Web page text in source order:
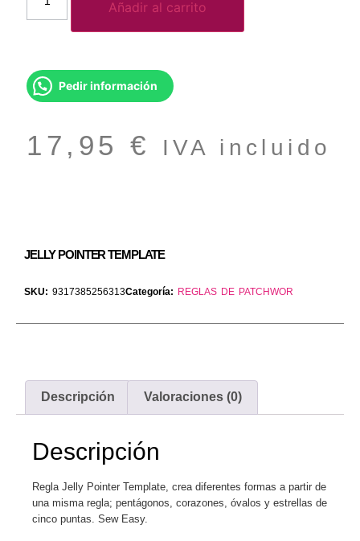
Añadir al carrito
Pedir información
17,95 € IVA incluido
JELLY POINTER TEMPLATE
SKU: 9317385256313Categoría: REGLAS DE PATCHWOR
Descripción Valoraciones (0)
Descripción
Regla Jelly Pointer Template, crea diferentes formas a partir de
una misma regla; pentágonos, corazones, óvalos y estrellas de
cinco puntas. Sew Easy.